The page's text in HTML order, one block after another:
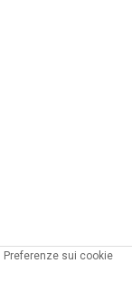
Preferenze sui cookie